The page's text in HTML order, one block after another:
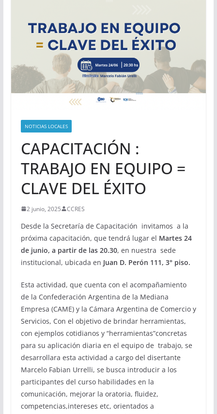
NOTICIAS LOCALES
CAPACITACIÓN :
TRABAJO EN EQUIPO =
CLAVE DEL ÉXITO
2 junio, 2025 CCRES
Desde la Secretaría de Capacitación invitamos a la
próxima capacitación, que tendrá lugar el Martes 24
de junio, a partir de las 20.30, en nuestra sede
institucional, ubicada en Juan D. Perón 111, 3° piso.
Esta actividad, que cuenta con el acompañamiento
de la Confederación Argentina de la Mediana
Empresa (CAME) y la Cámara Argentina de Comercio y
Servicios, Con el objetivo de brindar herramientas,
con ejemplos cotidianos y “herramientas”concretas
para su aplicación diaria en el equipo de trabajo, se
desarrollara esta actividad a cargo del disertante
Marcelo Fabian Urrelli, se busca introducir a los
participantes del curso habilidades en la
comunicación, mejorar la oratoria, fluidez,
competencias,intereses etc, orientados a